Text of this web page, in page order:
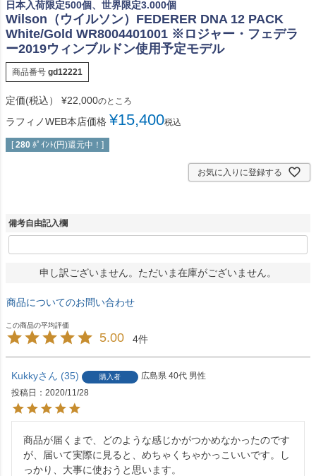
日本入荷限定500個、世界限定3.000個
Wilson（ウイルソン）FEDERER DNA 12 PACK
White/Gold WR8004401001 ※ロジャー・フェデラ
ー2019ウィンブルドン使用予定モデル
商品番号 gd12221
定価(税込） ¥22,000のところ
ラフィノWEB本店価格 ¥15,400税込
[ 280 ﾎﾟｲﾝﾄ(円)還元中！]
お気に入りに登録する
備考自由記入欄
申し訳ございません。ただいま在庫がございません。
商品についてのお問い合わせ
5.00 4
Kukky 35 購入者 広島県 40代 男性
投稿日
2020/11/28
商品が届くまで、どのような感じかがつかめなかったのです
が、届いて実際に見ると、めちゃくちゃかっこいいです。し
っかり、大事に使おうと思います。